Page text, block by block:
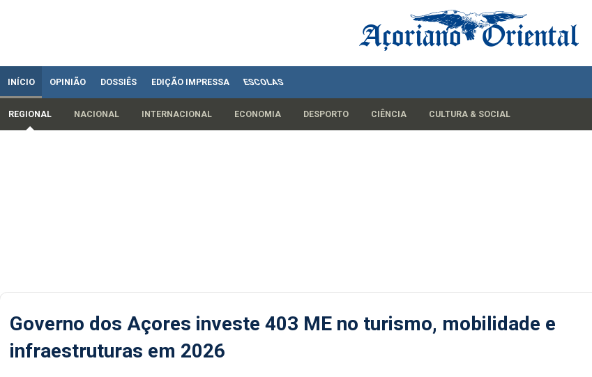
INÍCIO OPINIÃO DOSSIÊS EDIÇÃO IMPRESSA ESCOLAS
REGIONAL NACIONAL INTERNACIONAL ECONOMIA DESPORTO CIÊNCIA CULTURA & SOCIAL
Governo dos Açores investe 403 ME no turismo, mobilidade e
infraestruturas em 2026